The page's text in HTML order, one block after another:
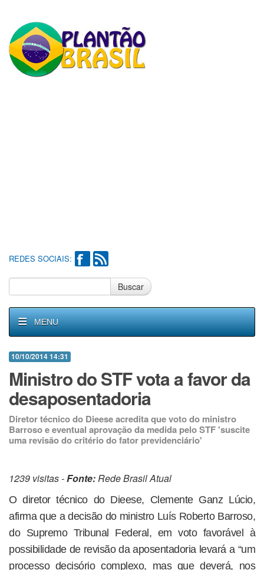
REDES SOCIAIS:
Buscar
MENU
10/10/2014 14:31
Ministro do STF vota a favor da
desaposentadoria
Diretor técnico do Dieese acredita que voto do ministro
Barroso e eventual aprovação da medida pelo STF 'suscite
uma revisão do critério do fator previdenciário'
1239 visitas -Fonte:Rede Brasil Atual
O diretor técnico do Dieese, Clemente Ganz Lúcio,
afirma que a decisão do ministro Luís Roberto Barroso,
do Supremo Tribunal Federal, em voto favorável à
possibilidade de revisão da aposentadoria levará a “um
processo decisório complexo, mas que deverá, nos